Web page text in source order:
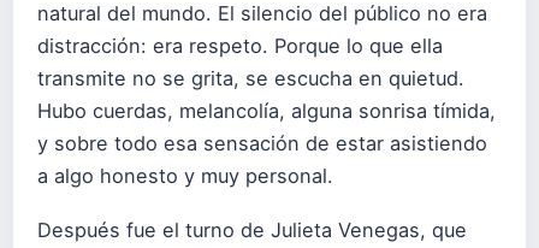
natural del mundo. El silencio del público no era
distracción: era respeto. Porque lo que ella
transmite no se grita, se escucha en quietud.
Hubo cuerdas, melancolía, alguna sonrisa tímida,
y sobre todo esa sensación de estar asistiendo
a algo honesto y muy personal.
Después fue el turno de Julieta Venegas, que